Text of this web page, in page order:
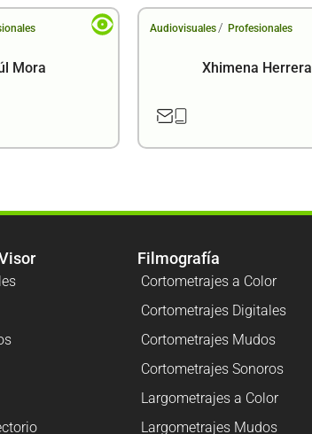
Mora
Audiovisuales / Profesionales
Xhimena Herrera
Filmografía
Cortometrajes a Color
Cortometrajes Digitales
Cortometrajes Mudos
Cortometrajes Sonoros
Largometrajes a Color
Largometrajes Mudos